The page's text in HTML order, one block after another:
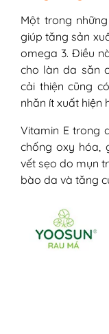
Một trong
giúp tăng sản
omega 3. Điều
cho làn da săn
cải thiện cũng
nhăn ít xuất hiện
Vitamin E trong
chống oxy hóa,
vết sẹo do mụn
bào da và tăng